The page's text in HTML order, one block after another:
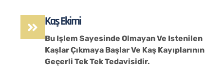
Kaş Ekimi
Bu Işlem Sayesinde Olmayan Ve Istenilen
Kaşlar Çıkmaya Başlar Ve Kaş Kayıplarının
Geçerli Tek Tek Tedavisidir.